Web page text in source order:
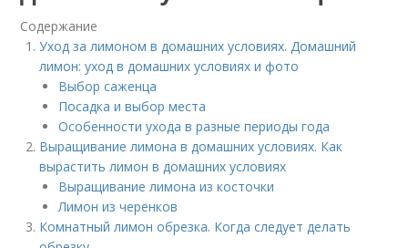
Содержание
Уход за лимоном в домашних условиях. Домашний
лимон: уход в домашних условиях и фото
Выбор саженца
Посадка и выбор места
Особенности ухода в разные периоды года
Выращивание лимона в домашних условиях. Как
вырастить лимон в домашних условиях
Выращивание лимона из косточки
Лимон из черенков
Комнатный лимон обрезка. Когда следует делать